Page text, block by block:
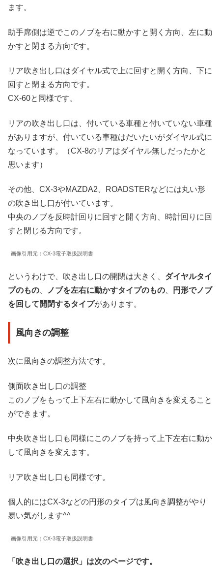
ます。
助手席側は逆でこのノブを右に動かすと開く方向、左に動
かすと閉まる方向です。
リア吹き出し口はダイヤル式で上に回すと開く方向、下に
回すと閉まる方向です。
CX-60と同様です。
リアの吹き出し口は、付いている車種と付いていない車種
がありますが、付いている車種はだいたいがダイヤル式に
なっています。（CX-8のリアはダイヤル無しだったかと
思います）
その他、CX-3やMAZDA2、ROADSTERなどには丸い形
の吹き出し口が付いています。
中央のノブを反時計回りに回すと開く方向、時計回りに回
すと閉じる方向です。
画像引用元：CX-3電子取扱説明書
というわけで、吹き出し口の開閉は大きく、 ダイヤルタイ
プのもの
ノブを左右に動かすタイプのもの
円形でノブ
を回して開閉するタイプがあります。
風向きの調整
次に風向きの調整方法です。
側面吹き出し口の調整
このノブをもって上下左右に動かして風向きを変えること
ができます。
中央吹き出し口も同様にこのノブを持って上下左右に動か
して風向きを変えます。
リア吹き出し口も同様です。
個人的にはCX-3などの円形のタイプは風向き調整がやり
易い気がします^^
画像引用元：CX-3電子取扱説明書
「吹き出し口の選択」は次のページです。